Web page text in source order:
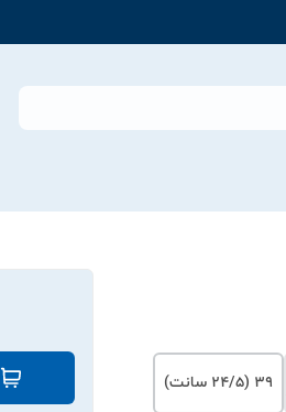
۳۹ (۲۴/۵ سانت)